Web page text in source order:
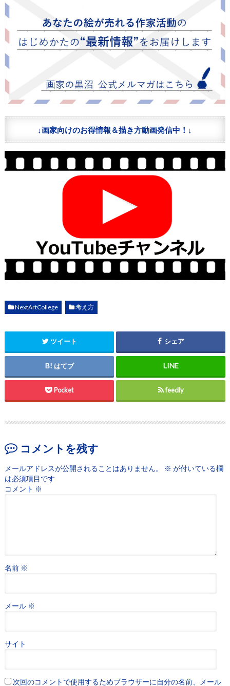
↓画家向けのお得情報＆描き方動画発信中！↓
NextArtCollege 考え方
ツイート シェア
はてブ
Pocket feedly
コメントを残す
メールアドレスが公開されることはありません。 ※ が付いている欄
は必須項目です
コメント ※
名前 ※
メール ※
サイト
次回のコメントで使用するためブラウザーに自分の名前、メール